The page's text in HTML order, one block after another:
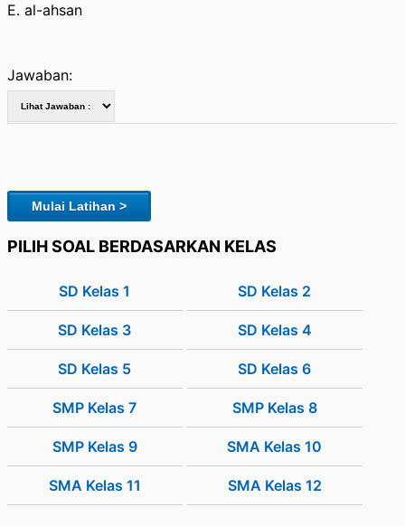
E. al-ahsan
Jawaban:
Mulai Latihan >
PILIH SOAL BERDASARKAN KELAS
SD Kelas 1 SD Kelas 2
SD Kelas 3 SD Kelas 4
SD Kelas 5 SD Kelas 6
SMP Kelas 7 SMP Kelas 8
SMP Kelas 9 SMA Kelas 10
SMA Kelas 11 SMA Kelas 12